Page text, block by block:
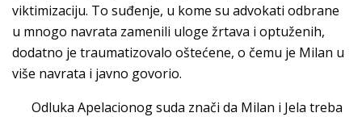
viktimizaciju. To suđenje, u kome su advokati odbrane
u mnogo navrata zamenili uloge žrtava i optuženih,
dodatno je traumatizovalo oštećene, o čemu je Milan u
više navrata i javno govorio.
Odluka Apelacionog suda znači da Milan i Jela treba